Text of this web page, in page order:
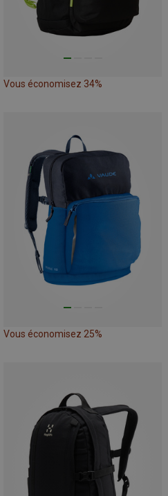
Vous économisez 34%
Vous économisez 25%